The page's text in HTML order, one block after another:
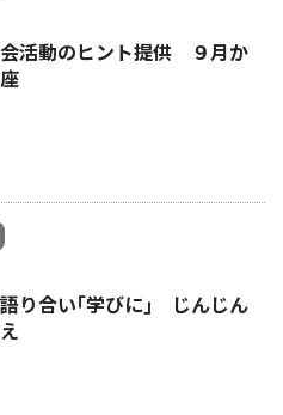
活動のヒント提供 ９月か
り合い｢学びに｣ じんじん